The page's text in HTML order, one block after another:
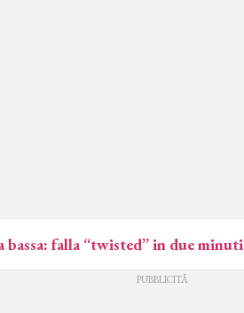
bassa: falla “twisted” in due minuti